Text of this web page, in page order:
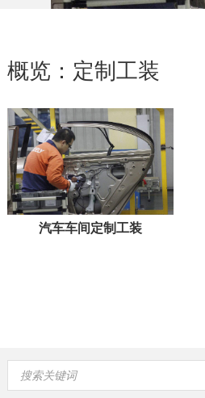
概览：定制工装
汽车车间定制工装